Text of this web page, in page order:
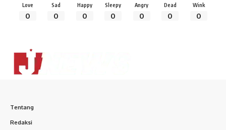
Love
0
Sad
0
Happy
0
Sleepy
0
Angry
0
Dead
0
Wink
0
Tentang
Redaksi